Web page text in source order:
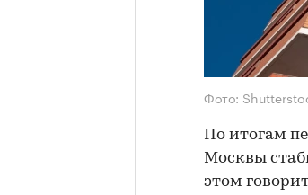
Фото:
По итогам
Москвы
этом